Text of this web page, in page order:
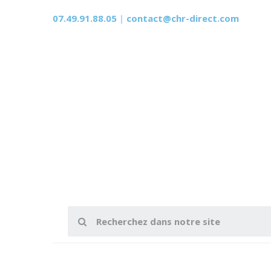
07.49.91.88.05 | contact@chr-direct.com